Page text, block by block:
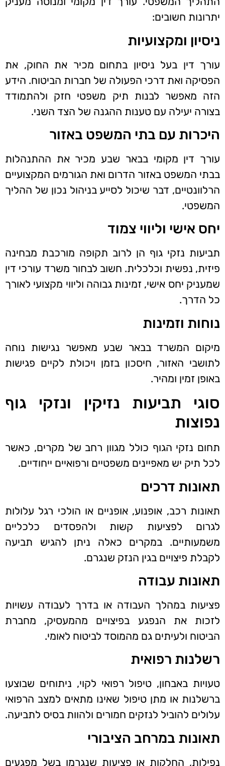
יתרונות חשובים:
ניסיון ומקצועיות
עורך דין בעל ניסיון בתחום מכיר את החוק, את
הפסיקה ואת דרכי הפעולה של חברות הביטוח. הידע
הזה מאפשר לבנות תיק משפטי חזק ולהתמודד
בצורה יעילה עם טענות ההגנה של הצד השני.
היכרות עם בתי המשפט באזור
עורך דין מקומי בבאר שבע מכיר את ההתנהלות
בבתי המשפט באזור הדרום ואת הגורמים המקצועיים
הרלוונטיים, דבר שיכול לסייע בניהול נכון של ההליך
המשפטי.
יחס אישי וליווי צמוד
תביעות נזקי גוף הן לרוב תקופה מורכבת מבחינה
פיזית, נפשית וכלכלית. חשוב לבחור משרד עורכי דין
שמעניק יחס אישי, זמינות גבוהה וליווי מקצועי לאורך
כל הדרך.
נוחות וזמינות
מיקום המשרד בבאר שבע מאפשר נגישות נוחה
לתושבי האזור, חיסכון בזמן ויכולת לקיים פגישות
באופן זמין ומהיר.
סוגי תביעות נזיקין ונזקי גוף
נפוצות
תחום נזקי הגוף כולל מגוון רחב של מקרים, כאשר
לכל תיק יש מאפיינים משפטיים ורפואיים ייחודיים.
תאונות דרכים
תאונות רכב, אופנוע, אופניים או הולכי רגל עלולות
לגרום לפציעות קשות ולהפסדים כלכליים
משמעותיים. במקרים כאלה ניתן להגיש תביעה
לקבלת פיצויים בגין הנזק שנגרם.
תאונות עבודה
פציעות במהלך העבודה או בדרך לעבודה עשויות
לזכות את הנפגע בפיצויים מהמעסיק, מחברת
הביטוח ולעיתים גם מהמוסד לביטוח לאומי.
רשלנות רפואית
טעויות באבחון, טיפול רפואי לקוי, ניתוחים שבוצעו
ברשלנות או מתן טיפול שאינו מתאים למצב הרפואי
עלולים להוביל לנזקים חמורים ולהוות בסיס לתביעה.
תאונות במרחב הציבורי
נפילות, החלקות או פציעות שנגרמו בשל מפגעים